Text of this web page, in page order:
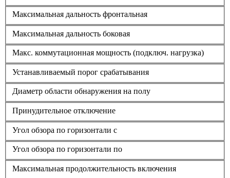
Максимальная дальность фронтальная
Максимальная дальность боковая
Макс. коммутационная мощность (подключ. нагрузка)
Устанавливаемый порог срабатывания
Диаметр области обнаружения на полу
Принудительное отключение
Угол обзора по горизонтали с
Угол обзора по горизонтали по
Максимальная продолжительность включения